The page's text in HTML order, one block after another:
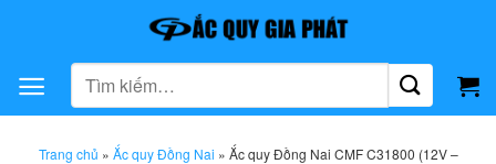
dung
Tìm
kiếm:
Trang chủ » Ắc quy Đồng Nai » Ắc quy Đồng Nai CMF C31800 (12V –